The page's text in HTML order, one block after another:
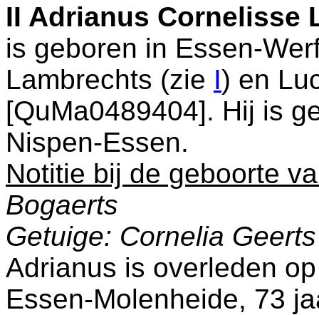
II Adrianus Cornelisse
is geboren in Essen-
Lambrechts (zie I) en
[QuMa0489404]. Hij is
Nispen-Essen.
Notitie bij de geboorte
Bogaerts
Getuige: Cornelia
Adrianus is overleden
Essen-Molenheide, 73